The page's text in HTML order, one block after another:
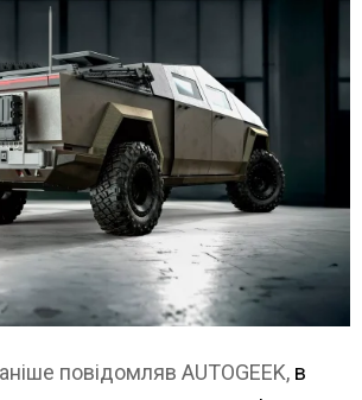
повідомляв AUTOGEEK, в